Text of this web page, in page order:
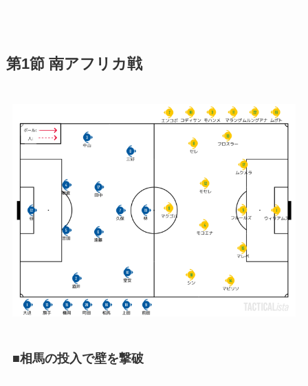
第1節 南アフリカ戦
■相馬の投入で壁を撃破